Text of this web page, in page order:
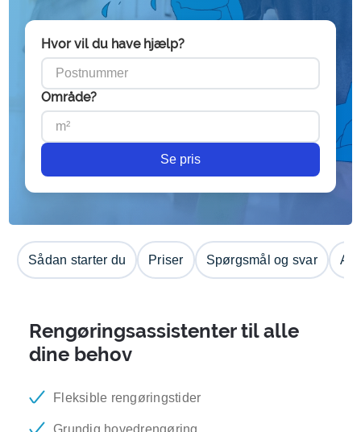
Hvor vil du have hjælp?
Område?
Se pris
Sådan starter du Priser Spørgsmål og svar
Rengøringsassistenter til alle
dine behov
Fleksible rengøringstider
Grundig hovedrengøring